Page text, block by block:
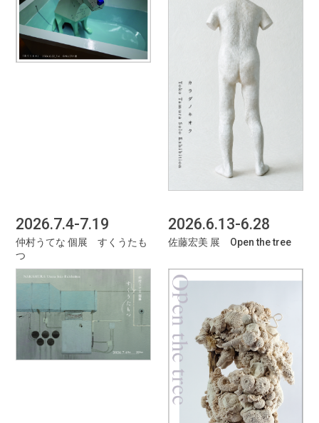
2026.7.4-7.19
仲村うてな 個展 すくうたも
つ
2026.6.13-6.28
佐藤宏美 展 Open the tree